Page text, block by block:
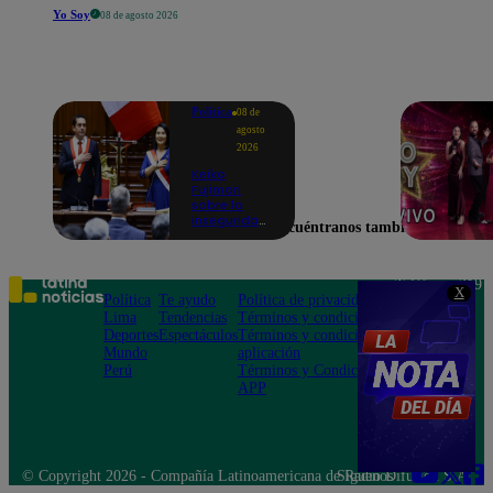
X
Yo Soy 08 de agosto 2026
Política 08 de
agosto
2026
Keiko
Fujimori
sobre la
inseguridad:
que los
delincuentes
terminen en
prisión”
Encuéntranos también en
Política
Lima
Deportes
Mundo
Perú
Te ayudo
Tendencias
Espectáculos
Política de privacidad
Términos y condiciones
Términos y condiciones
aplicación
Términos y Condiciones
APP
Teléfono: 219
Av. San
Felipe 968
Jesús María
© Copyright 2026 - Compañía Latinoamericana de Radio Difusión S.A.
Síguenos